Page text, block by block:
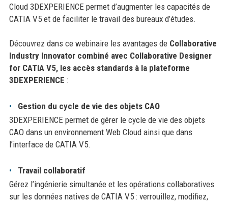
Cloud 3DEXPERIENCE permet d’augmenter les capacités de
CATIA V5 et de faciliter le travail des bureaux d’études.
Découvrez dans ce webinaire les avantages de Collaborative
Industry Innovator combiné avec Collaborative Designer
for CATIA V5, les accès standards à la plateforme
3DEXPERIENCE :
Gestion du cycle de vie des objets CAO
3DEXPERIENCE permet de gérer le cycle de vie des objets
CAO dans un environnement Web Cloud ainsi que dans
l’interface de CATIA V5.
Travail collaboratif
Gérez l’ingénierie simultanée et les opérations collaboratives
sur les données natives de CATIA V5 : verrouillez, modifiez,